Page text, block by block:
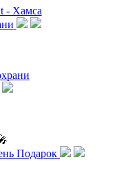
- Хамса